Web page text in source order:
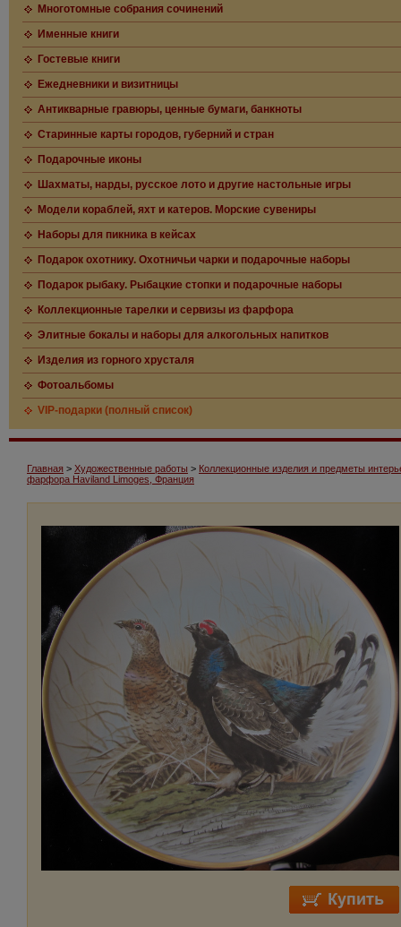
Многотомные собрания сочинений
Именные книги
Гостевые книги
Ежедневники и визитницы
Антикварные гравюры, ценные бумаги, банкноты
Старинные карты городов, губерний и стран
Подарочные иконы
Шахматы, нарды, русское лото и другие настольные игры
Модели кораблей, яхт и катеров. Морские сувениры
Наборы для пикника в кейсах
Подарок охотнику. Охотничьи чарки и подарочные наборы
Подарок рыбаку. Рыбацкие стопки и подарочные наборы
Коллекционные тарелки и сервизы из фарфора
Элитные бокалы и наборы для алкогольных напитков
Изделия из горного хрусталя
Фотоальбомы
VIP-подарки (полный список)
Главная > Художественные работы > Коллекционные изделия и предметы
фарфора Haviland Limoges, Франция